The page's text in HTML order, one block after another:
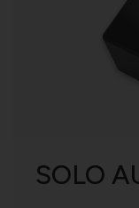
SOLO